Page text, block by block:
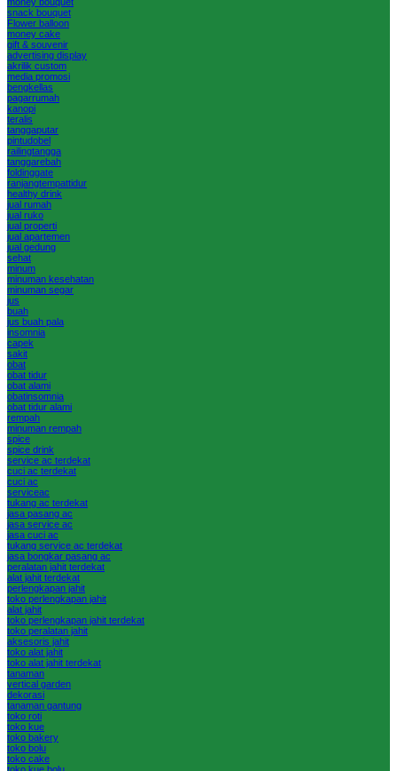
snack bouquet
Flower balloon
money cake
gift & souvenir
advertising display
akrilik custom
media promosi
bengkellas
pagarrumah
kanopi
teralis
tanggaputar
pintudobel
railingtangga
tanggarebah
foldinggate
ranjangtempattidur
healthy drink
jual rumah
jual ruko
jual properti
jual apartemen
jual gedung
sehat
minum
minuman kesehatan
minuman segar
jus
buah
jus buah pala
insomnia
capek
sakit
obat
obat tidur
obat alami
obatinsomnia
obat tidur alami
rempah
minuman rempah
spice
spice drink
service ac terdekat
cuci ac terdekat
cuci ac
serviceac
tukang ac terdekat
jasa pasang ac
jasa service ac
jasa cuci ac
tukang service ac terdekat
jasa bongkar pasang ac
peralatan jahit terdekat
alat jahit terdekat
perlengkapan jahit
toko perlengkapan jahit
alat jahit
toko perlengkapan jahit terdekat
toko peralatan jahit
aksesoris jahit
toko alat jahit
toko alat jahit terdekat
tanaman
vertical garden
dekorasi
tanaman gantung
toko roti
toko kue
toko bakery
toko bolu
toko cake